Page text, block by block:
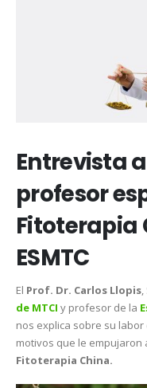
Entrevista
profesor
Fitoterapia
ESMTC
El Prof. Dr. Carlos Llopis
de MTCI y profesor de la
nos explica sobre su labor
motivos que le empujaron
Fitoterapia China.